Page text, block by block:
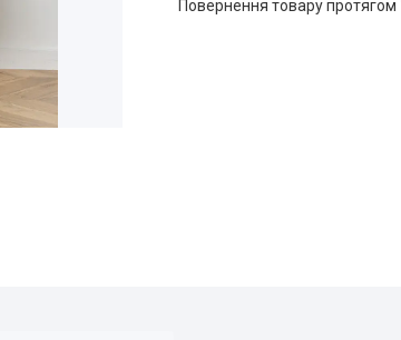
повернення товару протягом